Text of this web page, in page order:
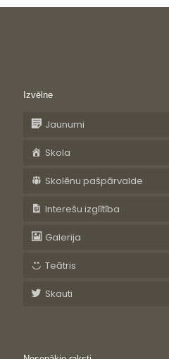
Izvēlne
Jaunumi
Skola
Skolēnu pašpārvalde
Interešu izglītība
Galerija
Teātris
Skauti